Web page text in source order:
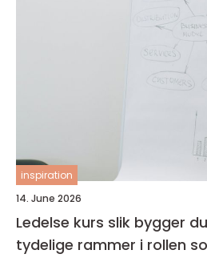
inspiration
14. June 2026
Ledelse kurs slik bygger du trygghet og
tydelige rammer i rollen